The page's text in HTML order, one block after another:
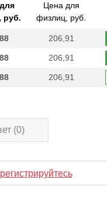
руб.
Цена для
физлиц, руб.
206,91
206,91
206,91
(0)